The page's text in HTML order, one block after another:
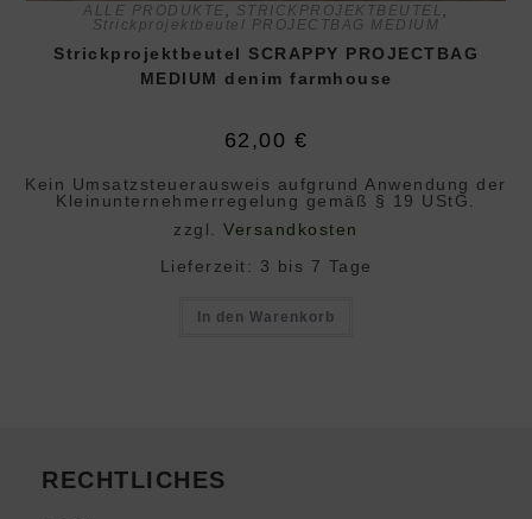
ALLE PRODUKTE STRICKPROJEKTBEUTEL
Strickprojektbeutel PROJECTBAG MEDIUM
Strickprojektbeutel SCRAPPY PROJECTBAG
MEDIUM denim farmhouse
62,00 €
Kein Umsatzsteuerausweis aufgrund Anwendung der
Klein­unternehmer­regelung gemäß § 19 UStG.
zzgl.Versandkosten
Lieferzeit: 3 bis 7 Tage
In den Warenkorb
RECHTLICHES